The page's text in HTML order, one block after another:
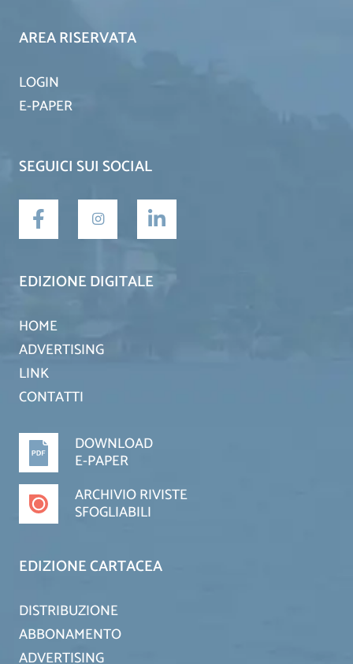
AREA RISERVATA
LOGIN
E-PAPER
SEGUICI SUI SOCIAL
EDIZIONE DIGITALE
HOME
ADVERTISING
LINK
CONTATTI
DOWNLOAD
E-PAPER
ARCHIVIO RIVISTE
SFOGLIABILI
EDIZIONE CARTACEA
DISTRIBUZIONE
ABBONAMENTO
ADVERTISING